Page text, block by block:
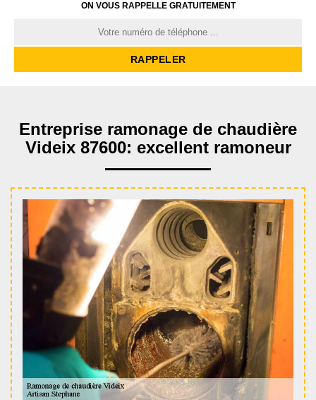
ON VOUS RAPPELLE GRATUITEMENT
Entreprise ramonage de chaudière
Videix 87600: excellent ramoneur